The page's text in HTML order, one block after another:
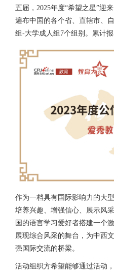
五届，2025年度“希望之星”迎
遍布中国的各个省、直辖市、
组-大学成人组7个组别。累计
作为一档具有国际影响力的大
培养兴趣、增强信心、展示风
国的语言学习爱好者搭建一个
展现综合风采的舞台，为中西
强国际交流的桥梁。
活动组织方希望能够通过活动